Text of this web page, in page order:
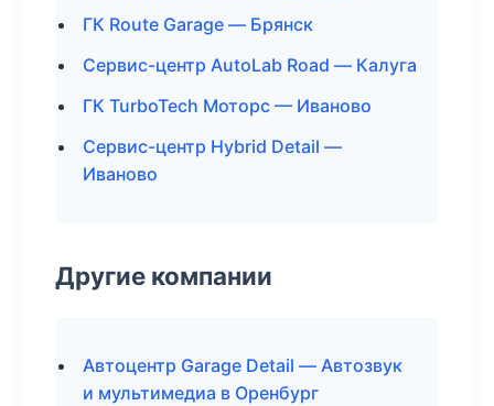
ГК Route Garage — Брянск
Сервис-центр AutoLab Road — Калуга
ГК TurboTech Моторс — Иваново
Сервис-центр Hybrid Detail —
Иваново
Другие компании
Автоцентр Garage Detail — Автозвук
и мультимедиа в Оренбург